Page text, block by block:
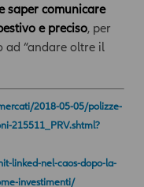
d’offerta
Compagnia non
la completezza e
presenti
e informazioni da
la propria esclusiva
cura che le
prodotte sulla base di
potrà in ogni caso
non accuratezza o
pubblicate
saper comunicare
e preciso, per
ad “andare oltre il
2018-05-05/polizze-
215511_PRV.shtml?
linked-nel-caos-dopo-la-
investimenti/